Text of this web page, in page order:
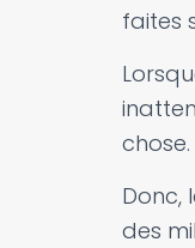
faites
Donc,
des